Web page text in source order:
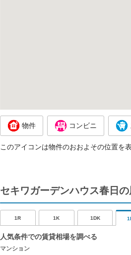
物件 コンビニ
このアイコンは物件のおおよその位置を
セキワガーデンハウス春日
1R 1K 1DK
人気条件での賃貸相場を調べる
マンション